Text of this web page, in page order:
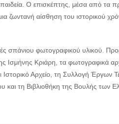
παιδεία. Ο επισκέπτης, μέσα από τα
ζωντανή αίσθηση του ιστορικού
σπάνιου φωτογραφικού υλικού.
Ισμήνης Κριάρη, τα φωτογραφικά
Αρχείο, τη Συλλογή Έργων
και τη Βιβλιοθήκη της Βουλής των